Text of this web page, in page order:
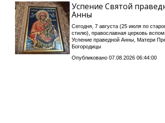
Успение Святой
Анны
Сегодня, 7 августа (25 июля по
стилю), православная церковь
Успение праведной Анны, Матери
Богородицы
Опубликовано 07.08.2026 06:44:00